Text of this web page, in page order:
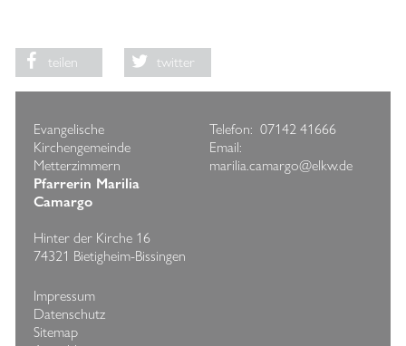
teilen twitter
Evangelische
Kirchengemeinde
Metterzimmern
Pfarrerin Marilia
Camargo
Hinter der Kirche 16
74321 Bietigheim-Bissingen
Telefon: 07142 41666
Email:
marilia.camargo@elkw.de
Impressum
Datenschutz
Sitemap